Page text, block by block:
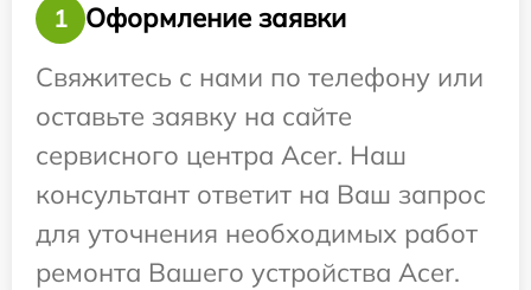
1
Оформление заявки
Свяжитесь с нами по телефону или
оставьте заявку на сайте
сервисного центра Acer. Наш
консультант ответит на Ваш запрос
для уточнения необходимых работ
ремонта Вашего устройства Acer.